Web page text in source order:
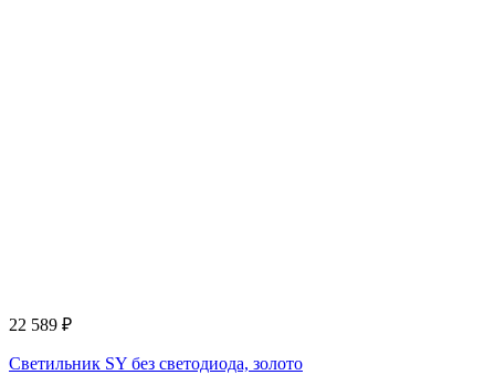
22 589 ₽
Светильник SY без светодиода, золото